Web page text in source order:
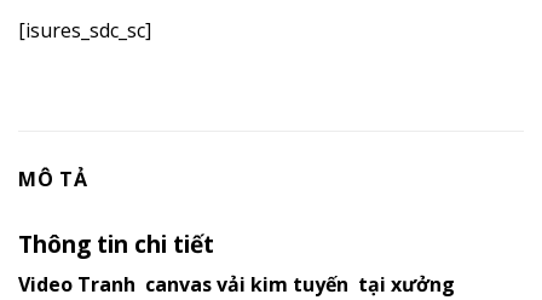
[isures_sdc_sc]
MÔ TẢ
Thông tin chi tiết
Video Tranh canvas vải kim tuyến tại xưởng